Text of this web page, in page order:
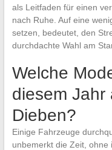
als Leitfaden für einen
nach Ruhe. Auf eine
setzen, bedeutet, den
durchdachte Wahl am
Welche
diesem Jahr
Dieben?
Einige Fahrzeuge
unbemerkt die Zeit, ohne